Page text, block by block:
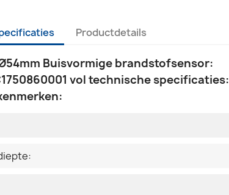
Productdetails
Buisvormige brandstofsensor:
vol technische specificaties: